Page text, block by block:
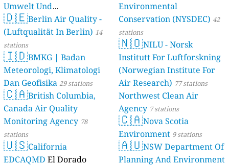
Umwelt Und
Verbraucherschutz) - LfU
46 stations
🇩🇪Berlin Air Quality -
(Luftqualität In Berlin) 14
stations
🇮🇩BMKG | Badan
Meteorologi, Klimatologi
Dan Geofisika 29 stations
🇨🇦British Columbia,
Canada Air Quality
Monitoring Agency 78
stations
🇺🇸California
EDCAQMD El Dorado
Environmental
Conservation (NYSDEC) 42
stations
🇳🇴NILU - Norsk
Institutt For Luftforskning
(Norwegian Institute For
Air Research) 77 stations
Northwest Clean Air
Agency 7 stations
🇨🇦Nova Scotia
Environment 9 stations
🇦🇺NSW Department Of
Planning And Environment